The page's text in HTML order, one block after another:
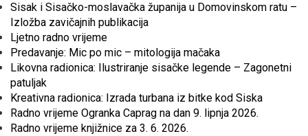
Sisak i Sisačko-moslavačka županija u Domovinskom ratu –
Izložba zavičajnih publikacija
Ljetno radno vrijeme
Predavanje: Mic po mic – mitologija mačaka
Likovna radionica: Ilustriranje sisačke legende – Zagonetni
patuljak
Kreativna radionica: Izrada turbana iz bitke kod Siska
Radno vrijeme Ogranka Caprag na dan 9. lipnja 2026.
Radno vrijeme knjižnice za 3. 6. 2026.